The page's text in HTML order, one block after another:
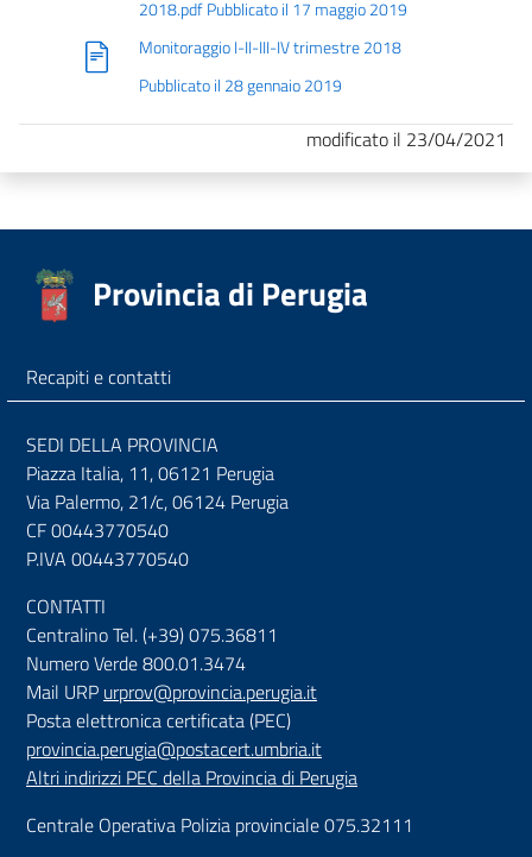
2018.pdf Pubblicato il 17 maggio 2019
Monitoraggio I-II-III-IV trimestre 2018
Pubblicato il 28 gennaio 2019
modificato il 23/04/2021
Provincia di Perugia
Recapiti e contatti
SEDI DELLA PROVINCIA
Piazza Italia, 11, 06121 Perugia
Via Palermo, 21/c, 06124 Perugia
CF 00443770540
P.IVA 00443770540
CONTATTI
Centralino Tel. (+39) 075.36811
Numero Verde 800.01.3474
Mail URP urprov@provincia.perugia.it
Posta elettronica certificata (PEC)
provincia.perugia@postacert.umbria.it
Altri indirizzi PEC della Provincia di Perugia
Centrale Operativa Polizia provinciale 075.32111